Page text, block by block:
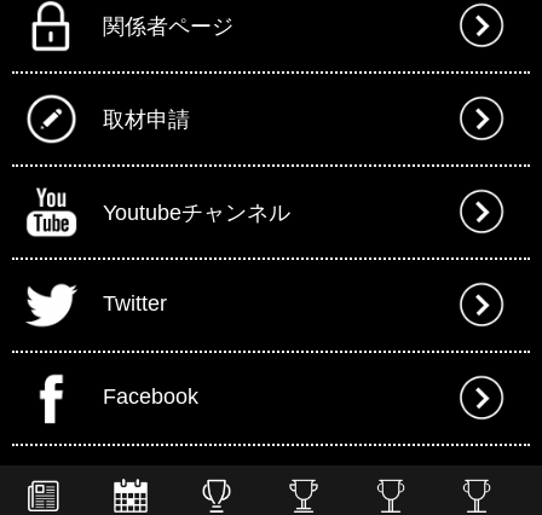
関係者ページ
取材申請
Youtubeチャンネル
Twitter
Facebook